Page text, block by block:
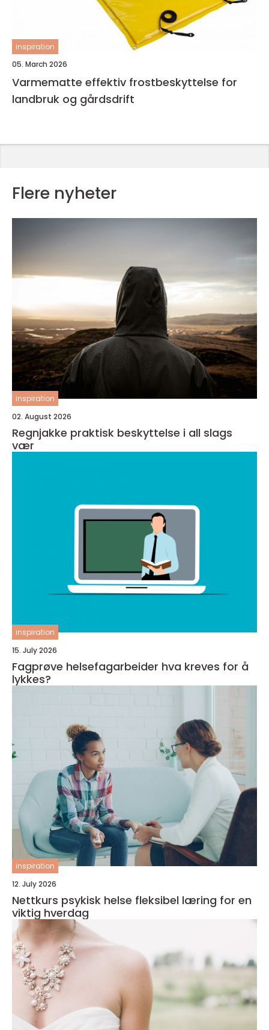
inspiration
05. March 2026
Varmematte effektiv frostbeskyttelse for
landbruk og gårdsdrift
Flere nyheter
inspiration
02. August 2026
Regnjakke praktisk beskyttelse i all slags
vær
inspiration
15. July 2026
Fagprøve helsefagarbeider hva kreves for å
lykkes?
inspiration
12. July 2026
Nettkurs psykisk helse fleksibel læring for en
viktig hverdag